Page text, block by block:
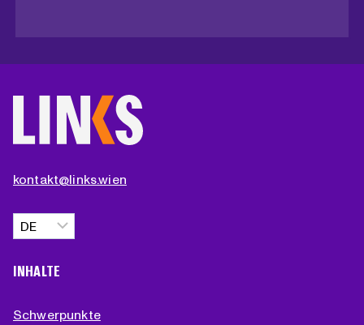
kontakt@links.wien
Sprache
auswählen
INHALTE
Schwerpunkte